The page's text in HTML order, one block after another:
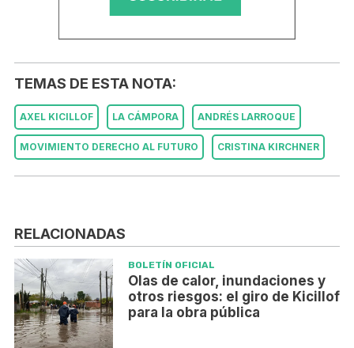
TEMAS DE ESTA NOTA:
AXEL KICILLOF LA CÁMPORA ANDRÉS LARROQUE
MOVIMIENTO DERECHO AL FUTURO CRISTINA KIRCHNER
RELACIONADAS
BOLETÍN OFICIAL
Olas de calor, inundaciones y
otros riesgos: el giro de Kicillof
para la obra pública